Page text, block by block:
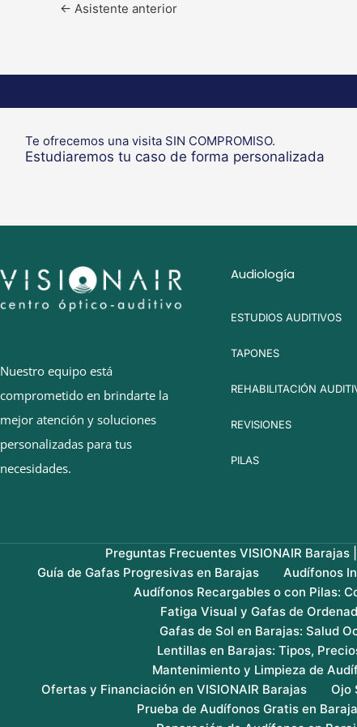
← Asistente anterior
Te ofrecemos una visita SIN COMPROMISO.
Estudiaremos tu caso de forma personalizada
Nuestro equipo está
comprometido en brindarte la
mejor atención y soluciones
personalizadas para tus
necesidades.
Audiología
ESTUDIOS AUDITIVOS
TAPONES
REHABILITACIÓN
REVISIONES
PILAS
Preguntas Frecuentes VISIONAIR
Guía de Gafas Progresivas en Barajas
Audífonos
Audífonos Recargables o con Pilas:
Fatiga Visual y Gafas de
Gafas de Sol en Barajas: Salud
Lentillas en Barajas: Tipos,
Mantenimiento y Limpieza de
Ofertas y Financiación en VISIONAIR Barajas
Ojo
Prueba de Audífonos Gratis en